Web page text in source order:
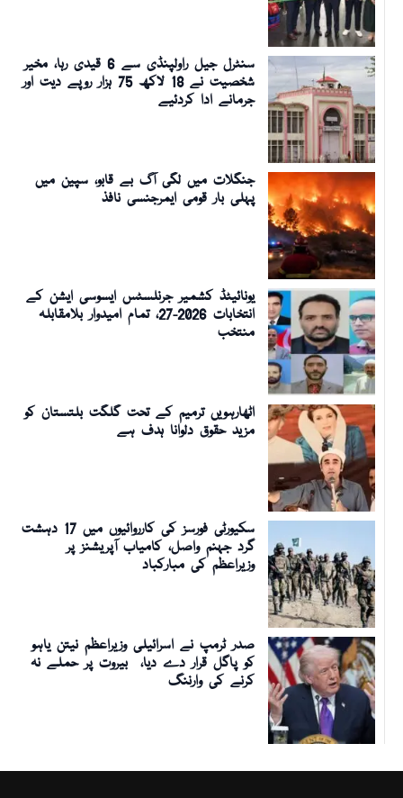
سنٹرل جیل راولپنڈی سے 6 قیدی رہا، مخیر
شخصیت نے 18 لاکھ 75 ہزار روپے دیت اور
جرمانے ادا کردئیے
جنگلات میں لگی آگ بے قابو، سپین میں
پہلی بار قومی ایمرجنسی نافذ
یونائیٹڈ کشمیر جرنلسٹس ایسوسی ایشن کے
انتخابات 2026-27، تمام امیدوار بلامقابلہ
منتخب
اٹھارہویں ترمیم کے تحت گلگت بلتستان کو
مزید حقوق دلوانا ہدف ہے
سکیورٹی فورسز کی کارروائیوں میں 17 دہشت
گرد جہنم واصل، کامیاب آپریشنز پر
وزیراعظم کی مبارکباد
صدر ٹرمپ نے اسرائیلی وزیراعظم نیتن یاہو
کو پاگل قرار دے دیا، بیروت پر حملے نہ
کرنے کی وارننگ